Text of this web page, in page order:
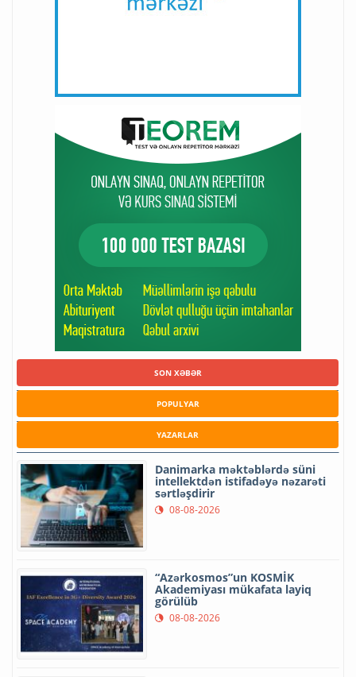
SON XƏBƏR
POPULYAR
YAZARLAR
Danimarka məktəblərdə süni
intellektdən istifadəyə nəzarəti
sərtləşdirir
08-08-2026
“Azərkosmos”un KOSMİK
Akademiyası mükafata layiq
görülüb
08-08-2026